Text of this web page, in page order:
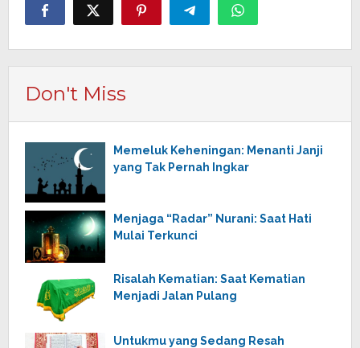
Don't Miss
Memeluk Keheningan: Menanti Janji
yang Tak Pernah Ingkar
Menjaga “Radar” Nurani: Saat Hati
Mulai Terkunci
Risalah Kematian: Saat Kematian
Menjadi Jalan Pulang
Untukmu yang Sedang Resah